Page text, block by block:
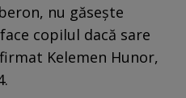
nu găseşte
copilul dacă sare
Kelemen Hunor,